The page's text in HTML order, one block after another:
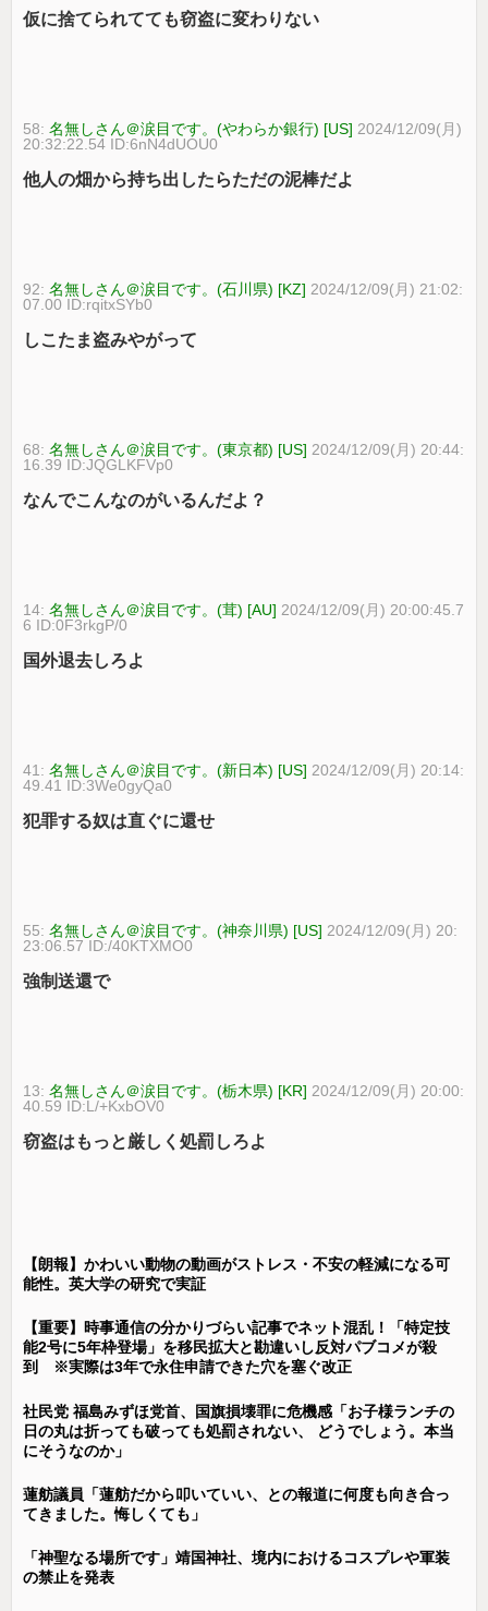
仮に捨てられてても窃盗に変わりない
58:名無しさん＠涙目です。(やわらか銀行) [US] 2024/12/09(月)
20:32:22.54 ID:6nN4dUOU0
他人の畑から持ち出したらただの泥棒だよ
92:名無しさん＠涙目です。(石川県) [KZ] 2024/12/09(月) 21:02:
07.00 ID:rqitxSYb0
しこたま盗みやがって
68:名無しさん＠涙目です。(東京都) [US] 2024/12/09(月) 20:44:
16.39 ID:JQGLKFVp0
なんでこんなのがいるんだよ？
14:名無しさん＠涙目です。(茸) [AU] 2024/12/09(月) 20:00:45.7
6 ID:0F3rkgP/0
国外退去しろよ
41:名無しさん＠涙目です。(新日本) [US] 2024/12/09(月) 20:14:
49.41 ID:3We0gyQa0
犯罪する奴は直ぐに還せ
55:名無しさん＠涙目です。(神奈川県) [US] 2024/12/09(月) 20:
23:06.57 ID:/40KTXMO0
強制送還で
13:名無しさん＠涙目です。(栃木県) [KR] 2024/12/09(月) 20:00:
40.59 ID:L/+KxbOV0
窃盗はもっと厳しく処罰しろよ
【朗報】かわいい動物の動画がストレス・不安の軽減になる可
能性。英大学の研究で実証
【重要】時事通信の分かりづらい記事でネット混乱！「特定技
能2号に5年枠登場」を移民拡大と勘違いし反対パブコメが殺
到 ※実際は3年で永住申請できた穴を塞ぐ改正
社民党 福島みずほ党首、国旗損壊罪に危機感「お子様ランチの
日の丸は折っても破っても処罰されない、 どうでしょう。本当
にそうなのか」
蓮舫議員「蓮舫だから叩いていい、との報道に何度も向き合っ
てきました。悔しくても」
「神聖なる場所です」靖国神社、境内におけるコスプレや軍装
の禁止を発表